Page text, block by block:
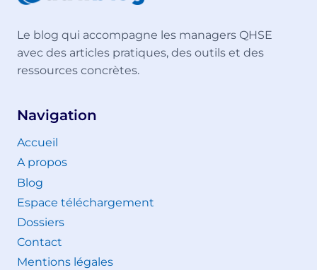
Le blog qui accompagne les managers QHSE
avec des articles pratiques, des outils et des
ressources concrètes.
Navigation
Accueil
A propos
Blog
Espace téléchargement
Dossiers
Contact
Mentions légales